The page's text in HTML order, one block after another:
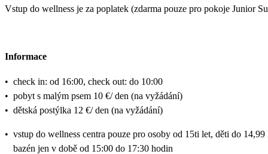
Vstup do wellness je za poplatek (zdarma pouze pro pokoje Junior
Informace
• check in: od 16:00, check out: do 10:00
• pobyt s malým psem 10 €/ den (na vyžádání)
• dětská postýlka 12 €/ den (na vyžádání)
• vstup do wellness centra pouze pro osoby od 15ti let, děti do
bazén jen v době od 15:00 do 17:30 hodin